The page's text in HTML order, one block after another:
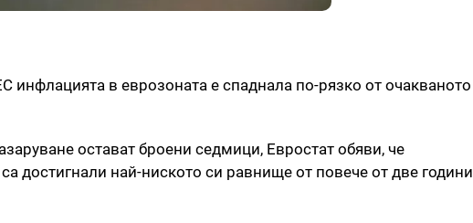
инфлацията в еврозоната е спаднала по-рязко от очакваното
остават броени седмици, Евростат обяви, че
достигнали най-ниското си равнище от повече от две години